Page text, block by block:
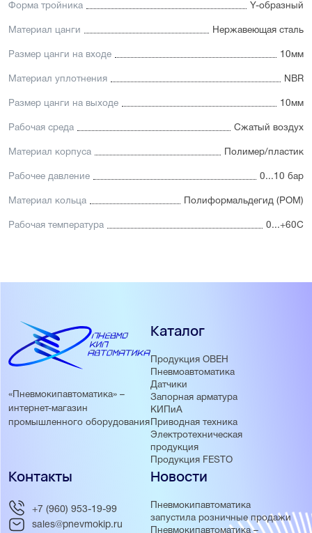
Форма тройника Y-образный
Материал цанги Нержавеющая сталь
Размер цанги на входе 10мм
Материал уплотнения NBR
Размер цанги на выходе 10мм
Рабочая среда Сжатый воздух
Материал корпуса Полимер/пластик
Рабочее давление 0...10 бар
Материал кольца Полиформальдегид (POM)
Рабочая температура 0...+60С
«Пневмокипавтоматика» –
интернет-магазин
промышленного оборудования
Каталог
Продукция ОВЕН
Пневмоавтоматика
Датчики
Запорная арматура
КИПиА
Приводная техника
Электротехническая
продукция
Продукция FESTO
Новости
Пневмокипавтоматика
запустила розничные продажи
Пневмокипавтоматика –
Контакты
+7 (960) 953-19-99
sales@pnevmokip.ru